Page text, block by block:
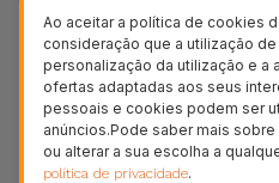
Testes
Clientes
Ao aceitar a política de cookies
consideração que a utilização
personalização da utilização e a
ofertas adaptadas aos seus
pessoais e cookies podem ser
anúncios.Pode saber mais
ou alterar a sua escolha a
política de privacidade.